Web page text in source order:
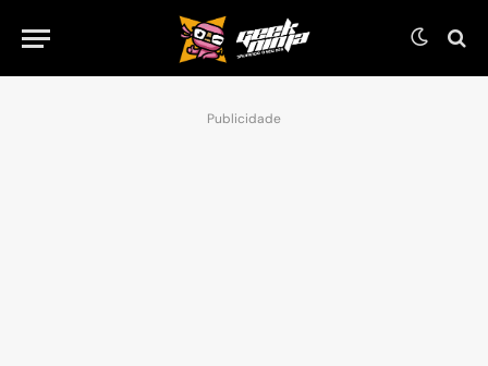
Publicidade